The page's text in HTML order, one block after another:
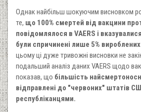
Однак найбільш шокуючим висновком
те, що 100% смертей від вакцини
повідомлялося в VAERS і
були спричинені лише 5% вироблених
цьому ці дуже тривожні висновки не
подальший аналіз даних VAERS щодо
показав, що більшість
відправлені до "червоних" штатів
республіканцями.